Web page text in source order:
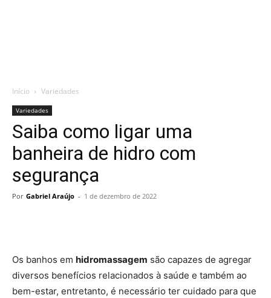
Início Variedades
Variedades
Saiba como ligar uma
banheira de hidro com
segurança
Por Gabriel Araújo - 1 de dezembro de 2022
Os banhos em hidromassagem são capazes de agregar
diversos benefícios relacionados à saúde e também ao
bem-estar, entretanto, é necessário ter cuidado para que